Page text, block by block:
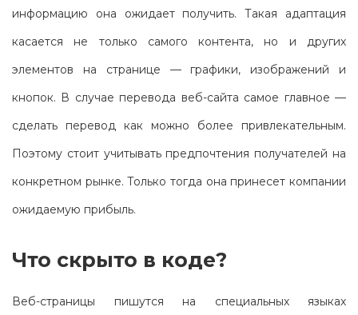
информацию она ожидает получить. Такая адаптация
касается не только самого контента, но и других
элементов на странице — графики, изображений и
кнопок. В случае перевода веб-сайта самое главное —
сделать перевод как можно более привлекательным.
Поэтому стоит учитывать предпочтения получателей на
конкретном рынке. Только тогда она принесет компании
ожидаемую прибыль.
Что скрыто в коде?
Веб-страницы пишутся на специальных языках